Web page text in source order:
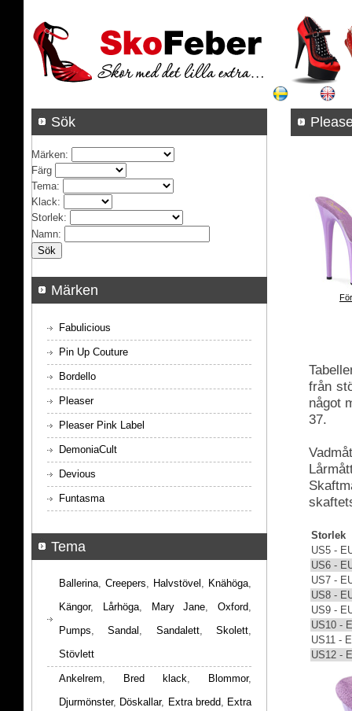
från
något
37.
Storlek
US5 -
US6 -
US7 -
US8 -
US9 -
US10 -
US11 -
US12 -
Sök
Märken:
Färg
Tema:
Klack:
Storlek:
Namn:
Märken
Fabulicious
Pin Up Couture
Bordello
Pleaser
Pleaser Pink Label
DemoniaCult
Devious
Funtasma
Tema
Ballerina, Creepers, Halvstövel , Knähöga,
Kängor, Lårhöga, Mary Jane, Oxford,
Pumps,Sandal , Sandalett,Skolett,
Stövlett
Ankelrem, Bred klack, Blommor,
Djurmönster, Döskallar, Extra bredd, Extra